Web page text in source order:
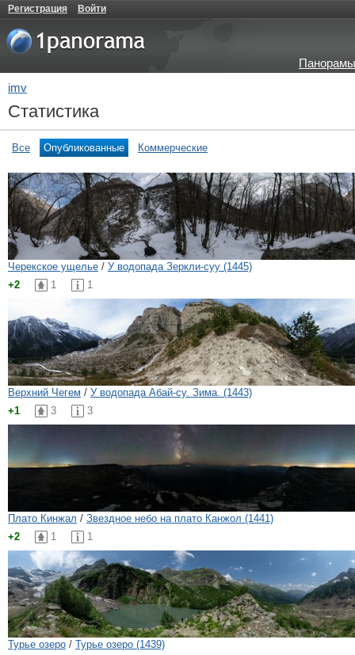
Регистрация Войти
imv
Статистика
Все Опубликованные Коммерческие
Черекское ущелье / У водопада Зеркли-суу (1445)
+2
1 1
Верхний Чегем / У водопада Абай-су. Зима. (1443)
+1
3 3
Плато Кинжал / Звездное небо на плато Канжол (1441)
+2
1 1
Турье озеро / Турье озеро (1439)